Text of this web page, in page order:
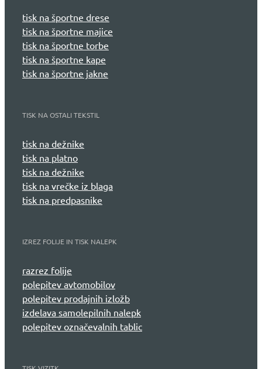
tisk na športne drese
tisk na športne majice
tisk na športne torbe
tisk na športne kape
tisk na športne jakne
TISK NA OSTALI TEKSTIL
tisk na dežnike
tisk na platno
tisk na dežnike
tisk na vrečke iz blaga
tisk na predpasnike
IZREZ FOLIJE IN TISK NALEPK
razrez folije
polepitev avtomobilov
polepitev prodajnih izložb
izdelava samolepilnih nalepk
polepitev označevalnih tablic